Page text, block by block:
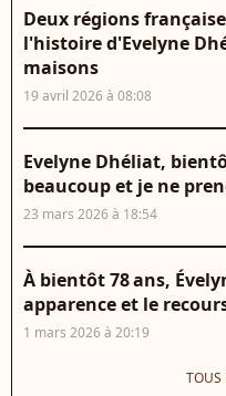
Deux régions
l'histoire d'Evelyne
maisons
19 avril 2026 à 08:08
Evelyne Dhéliat,
beaucoup et je ne
23 mars 2026 à 18:54
À bientôt 78 ans,
apparence et le
1 mars 2026 à 20:19
TOUS